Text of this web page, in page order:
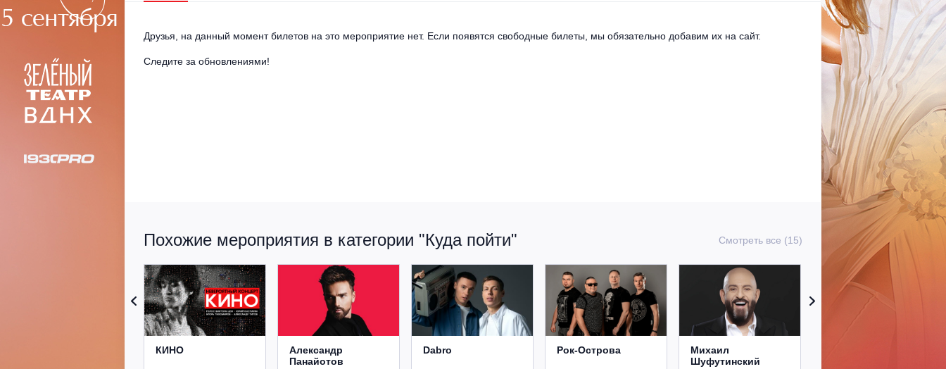
Друзья, на данный момент билетов на это мероприятие нет. Если появятся свободные билеты, мы обязательно добавим их на сайт.
Следите за обновлениями!
Похожие мероприятия в категории "Куда пойти" Смотреть все (15)
КИНО
Александр
Панайотов
Dabro Рок-Острова
Михаил
Шуфутинский